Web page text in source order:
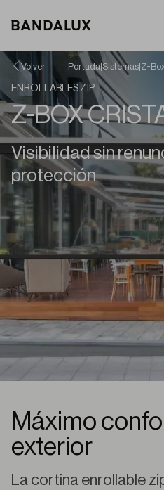
Volver Portada|Sistemas Z-
ENROLLABLES ZIP
Z-BOX
Visibilidad sin
protección
Máximo
exterior
La cortina enrollable